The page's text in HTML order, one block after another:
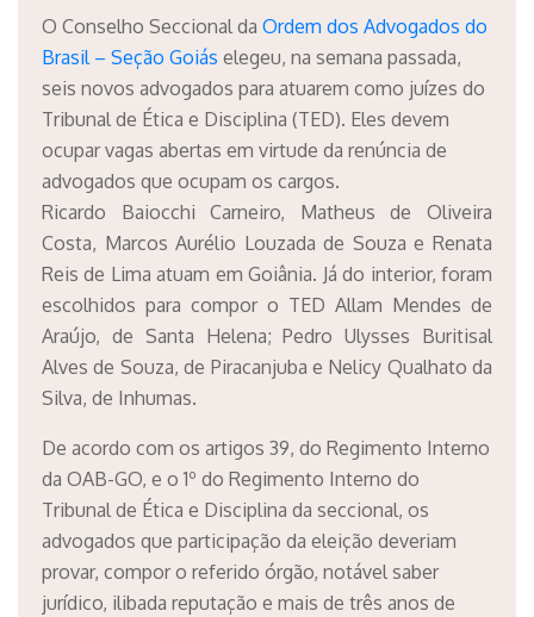
O Conselho Seccional da Ordem dos Advogados do
Brasil – Seção Goiás elegeu, na semana passada,
seis novos advogados para atuarem como juízes do
Tribunal de Ética e Disciplina (TED). Eles devem
ocupar vagas abertas em virtude da renúncia de
advogados que ocupam os cargos.
Ricardo Baiocchi Carneiro, Matheus de Oliveira
Costa, Marcos Aurélio Louzada de Souza e Renata
Reis de Lima atuam em Goiânia. Já do interior, foram
escolhidos para compor o TED Allam Mendes de
Araújo, de Santa Helena; Pedro Ulysses Buritisal
Alves de Souza, de Piracanjuba e Nelicy Qualhato da
Silva, de Inhumas.
De acordo com os artigos 39, do Regimento Interno
da OAB-GO, e o 1º do Regimento Interno do
Tribunal de Ética e Disciplina da seccional, os
advogados que participação da eleição deveriam
provar, compor o referido órgão, notável saber
jurídico, ilibada reputação e mais de três anos de